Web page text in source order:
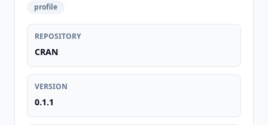
profile
REPOSITORY
CRAN
VERSION
0.1.1